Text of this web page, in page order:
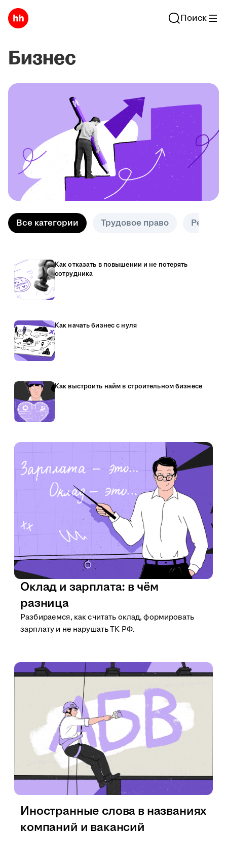
Поиск
Бизнес
Все категории Трудовое право
Как отказать в повышении и не потерять
сотрудника
Как начать бизнес с нуля
Как выстроить найм в строительном бизнесе
Оклад и зарплата: в чём
разница
Разбираемся, как считать оклад, формировать
зарплату и не нарушать ТК РФ.
Иностранные слова в названиях
компаний и вакансий